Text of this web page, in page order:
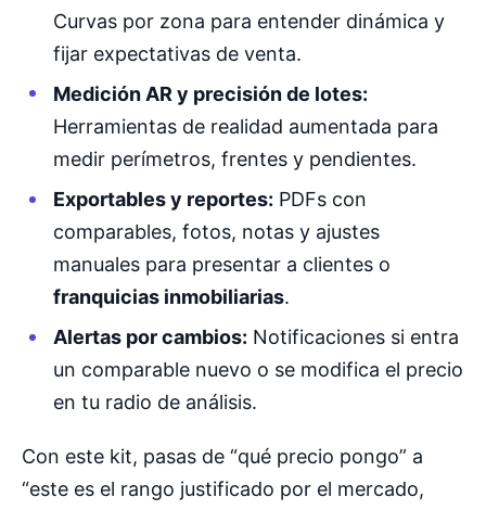
Curvas por zona para entender dinámica y
fijar expectativas de venta.
Medición AR y precisión de lotes:
Herramientas de realidad aumentada para
medir perímetros, frentes y pendientes.
Exportables y reportes: PDFs con
comparables, fotos, notas y ajustes
manuales para presentar a clientes o
franquicias inmobiliarias.
Alertas por cambios: Notificaciones si entra
un comparable nuevo o se modifica el precio
en tu radio de análisis.
Con este kit, pasas de “qué precio pongo” a
“este es el rango justificado por el mercado,